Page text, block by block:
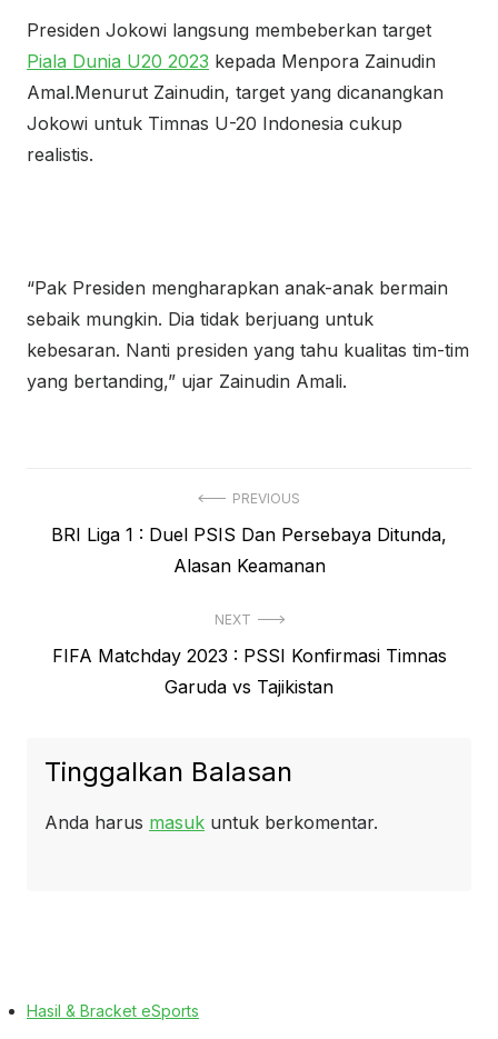
Presiden Jokowi langsung membeberkan target
Piala Dunia U20 2023 kepada Menpora Zainudin
Amal.Menurut Zainudin, target yang dicanangkan
Jokowi untuk Timnas U-20 Indonesia cukup
realistis.
“Pak Presiden mengharapkan anak-anak bermain
sebaik mungkin. Dia tidak berjuang untuk
kebesaran. Nanti presiden yang tahu kualitas tim-tim
yang bertanding,” ujar Zainudin Amali.
pos
PREVIOUS
Previous
BRI Liga 1 : Duel PSIS Dan Persebaya Ditunda,
Alasan Keamanan
NEXT
Next
FIFA Matchday 2023 : PSSI Konfirmasi Timnas
Garuda vs Tajikistan
Tinggalkan Balasan
Anda harus masuk untuk berkomentar.
Hasil & Bracket eSports